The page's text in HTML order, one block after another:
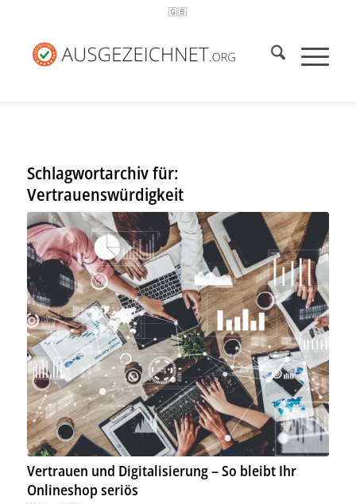
🇬🇧
Schlagwortarchiv für:
Vertrauenswürdigkeit
Vertrauen und Digitalisierung – So bleibt Ihr
Onlineshop seriös